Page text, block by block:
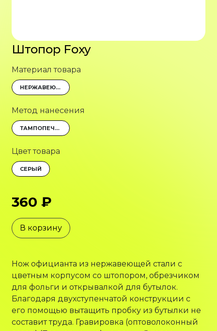
Штопор Foxy
Материал товара
НЕРЖАВЕЮЩАЯ СТАЛЬ, СТАЛЬ
Метод нанесения
ТАМПОПЕЧАТЬ
Цвет товара
СЕРЫЙ
360 ₽
В корзину
Нож официанта из нержавеющей стали с
цветным корпусом со штопором, обрезчиком
для фольги и открывалкой для бутылок.
Благодаря двухступенчатой конструкции с
его помощью вытащить пробку из бутылки не
составит труда. Гравировка (оптоволоконный